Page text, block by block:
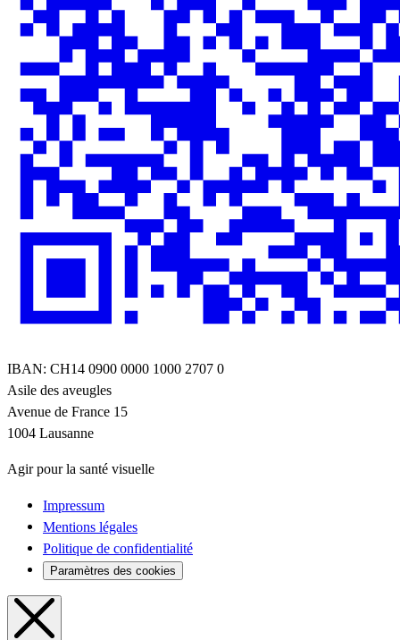
IBAN: CH14 0900 0000 1000 2707 0
Asile des aveugles
Avenue de France 15
1004 Lausanne
Agir pour la santé visuelle
Impressum
Mentions légales
Politique de confidentialité
Paramètres des cookies